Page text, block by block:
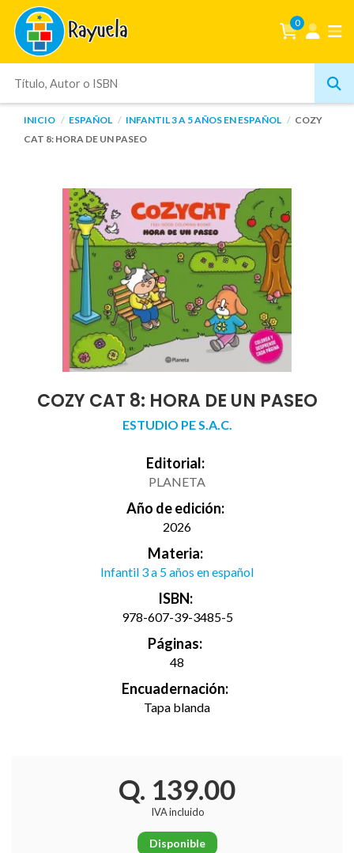
0
INICIO ESPAÑOL INFANTIL 3 A 5 AÑOS EN ESPAÑOL
COZY
CAT 8: HORA DE UN PASEO
COZY CAT 8: HORA DE UN PASEO
ESTUDIO PE S.A.C.
Editorial:
PLANETA
Año de edición:
2026
Materia:
Infantil 3 a 5 años en español
ISBN:
978-607-39-3485-5
Páginas:
48
Encuadernación:
Tapa blanda
Q. 139.00
IVA incluido
Disponible